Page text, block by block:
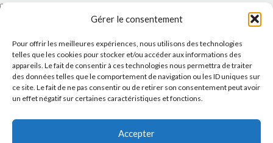
Gérer le consentement
Pour offrir les meilleures expériences, nous utilisons des technologies
telles que les cookies pour stocker et/ou accéder aux informations des
appareils. Le fait de consentir à ces technologies nous permettra de traiter
des données telles que le comportement de navigation ou les ID uniques sur
ce site. Le fait de ne pas consentir ou de retirer son consentement peut avoir
un effet négatif sur certaines caractéristiques et fonctions.
Accepter
INSTAGRAM